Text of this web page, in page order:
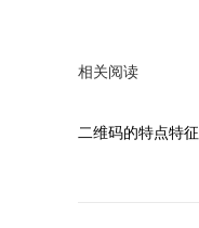
相关阅读
二维码的特点特征